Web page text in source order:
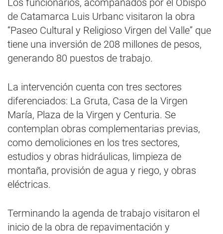
Los funcionarios, acompañados por el Obispo
de Catamarca Luis Urbanc visitaron la obra
“Paseo Cultural y Religioso Virgen del Valle” que
tiene una inversión de 208 millones de pesos,
generando 80 puestos de trabajo.
La intervención cuenta con tres sectores
diferenciados: La Gruta, Casa de la Virgen
María, Plaza de la Virgen y Centuria. Se
contemplan obras complementarias previas,
como demoliciones en los tres sectores,
estudios y obras hidráulicas, limpieza de
montaña, provisión de agua y riego, y obras
eléctricas.
Terminando la agenda de trabajo visitaron el
inicio de la obra de repavimentación y